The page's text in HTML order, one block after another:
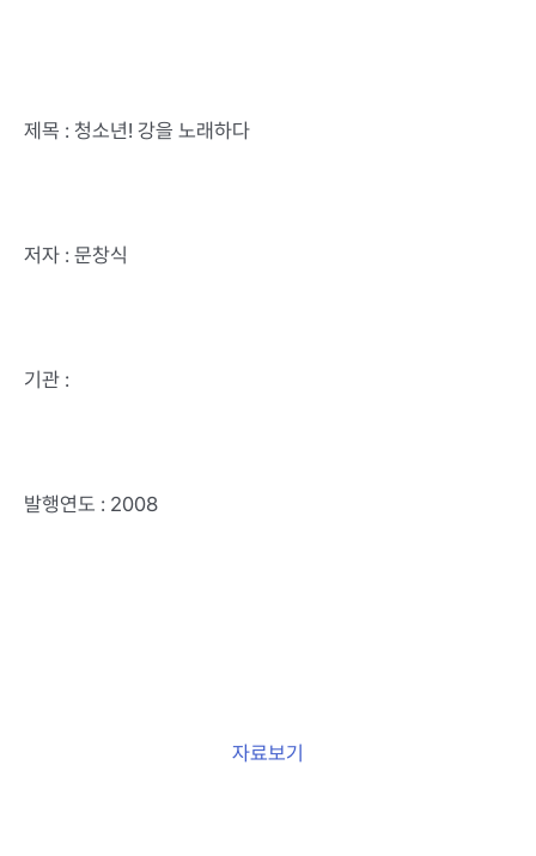
제목 : 청소년! 강을 노래하다
저자 : 문창식
기관 :
발행연도 : 2008
자료보기